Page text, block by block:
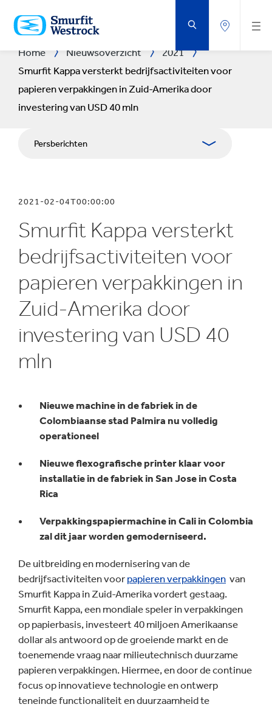
NAAR
DE
BELANGRIJKSTE
Home Nieuwsoverzicht
2021
Smurfit Kappa versterkt bedrijfsactiviteiten voor
papieren verpakkingen in Zuid-Amerika door
investering van USD 40 mln
Persberichten
Mediabetrekkingen
Blog
2021-02-04T00:00:00
Smurfit Kappa versterkt
bedrijfsactiviteiten voor
papieren verpakkingen in
Zuid-Amerika door
investering van USD 40
mln
Nieuwe machine in de fabriek in de
Colombiaanse stad Palmira nu volledig
operationeel
Nieuwe flexografische printer klaar voor
installatie in de fabriek in San Jose in Costa
Rica
Verpakkingspapiermachine in Cali in Colombia
zal dit jaar worden gemoderniseerd.
De uitbreiding en modernisering van de
bedrijfsactiviteiten voor papieren verpakkingen van
Smurfit Kappa in Zuid-Amerika vordert gestaag.
Smurfit Kappa, een mondiale speler in verpakkingen
op papierbasis, investeert 40 miljoen Amerikaanse
dollar als antwoord op de groeiende markt en de
toenemende vraag naar milieutechnisch duurzame
papieren verpakkingen. Hiermee, en door de continue
focus op innovatieve technologie en ontwerp
teneinde functionaliteit en duurzaamheid te